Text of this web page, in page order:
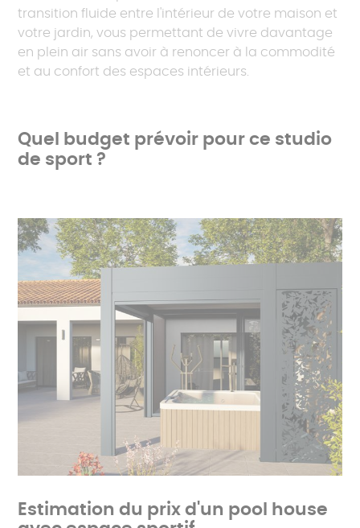
transition fluide entre l'intérieur de votre maison et
votre jardin, vous permettant de vivre davantage
en plein air sans avoir à renoncer à la commodité
et au confort des espaces intérieurs.
Quel budget prévoir pour ce studio
de sport ?
Estimation du prix d'un pool house